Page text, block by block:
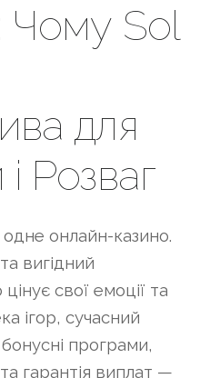
Чому Sol
для
Розваг
онлайн-казино.
вигідний
свої емоції та
ігор, сучасний
бонусні програми,
гарантія виплат —